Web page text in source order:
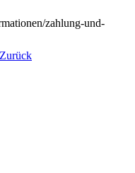
zahlung-und-
Zurück